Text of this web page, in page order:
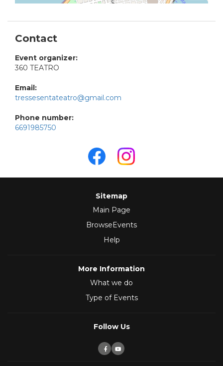
Contact
Event organizer:
360 TEATRO
Email:
tressesentateatro@gmail.com
Phone number:
6691985750
Sitemap
Main Page
BrowseEvents
Help
More Information
What we do
Type of Events
Follow Us